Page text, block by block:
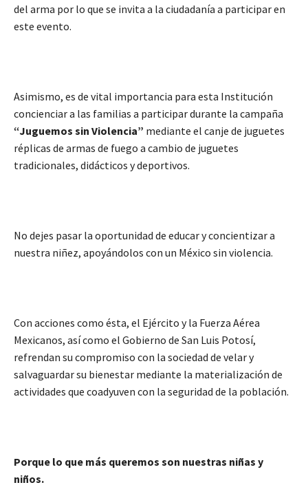
del arma por lo que se invita a la ciudadanía a participar en
este evento.
Asimismo, es de vital importancia para esta Institución
concienciar a las familias a participar durante la campaña
“Juguemos sin Violencia” mediante el canje de juguetes
réplicas de armas de fuego a cambio de juguetes
tradicionales, didácticos y deportivos.
No dejes pasar la oportunidad de educar y concientizar a
nuestra niñez, apoyándolos con un México sin violencia.
Con acciones como ésta, el Ejército y la Fuerza Aérea
Mexicanos, así como el Gobierno de San Luis Potosí,
refrendan su compromiso con la sociedad de velar y
salvaguardar su bienestar mediante la materialización de
actividades que coadyuven con la seguridad de la población.
Porque lo que más queremos son nuestras niñas y
niños.